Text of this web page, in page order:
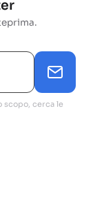
scopo, cerca le